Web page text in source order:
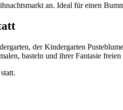
an. Ideal für einen
der Kindergarten
basteln und ihrer Fantasie freien
statt.